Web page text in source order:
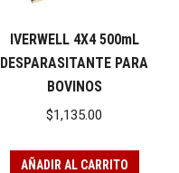
IVERWELL 4X4 500mL
DESPARASITANTE PARA
BOVINOS
$1,135.00
AÑADIR AL CARRITO